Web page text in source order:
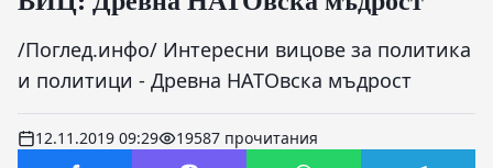
/Поглед.инфо/ Интересни вицове за политика
и политици - Древна НАТОвска мъдрост
12.11.2019 09:29 19587 прочитания